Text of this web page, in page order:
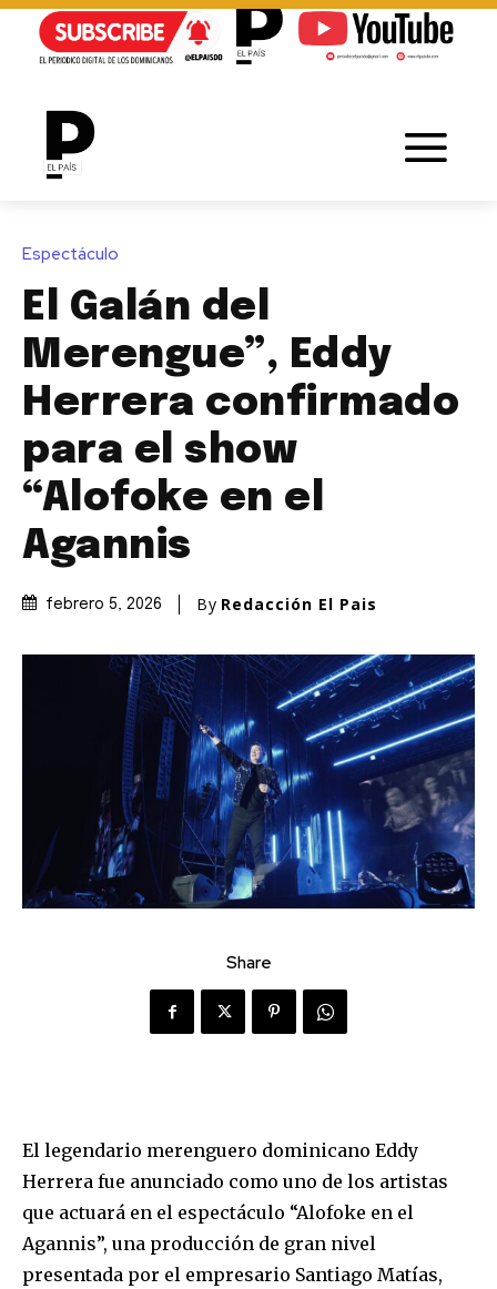
Espectáculo
El Galán del
Merengue”, Eddy
Herrera confirmado
para el show
“Alofoke en el
Agannis
febrero 5, 2026 By Redacción El Pais
Share
El legendario merenguero dominicano Eddy
Herrera fue anunciado como uno de los artistas
que actuará en el espectáculo “Alofoke en el
Agannis”, una producción de gran nivel
presentada por el empresario Santiago Matías,